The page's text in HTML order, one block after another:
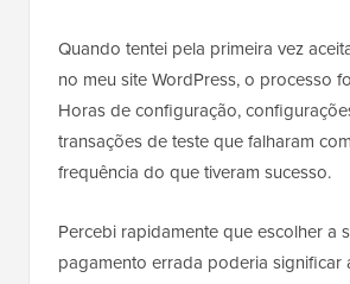
Quando tentei pela primeira vez
no meu site WordPress, o processo
Horas de configuração,
transações de teste que falharam
frequência do que tiveram sucesso.
Percebi rapidamente que escolher a
pagamento errada poderia significar